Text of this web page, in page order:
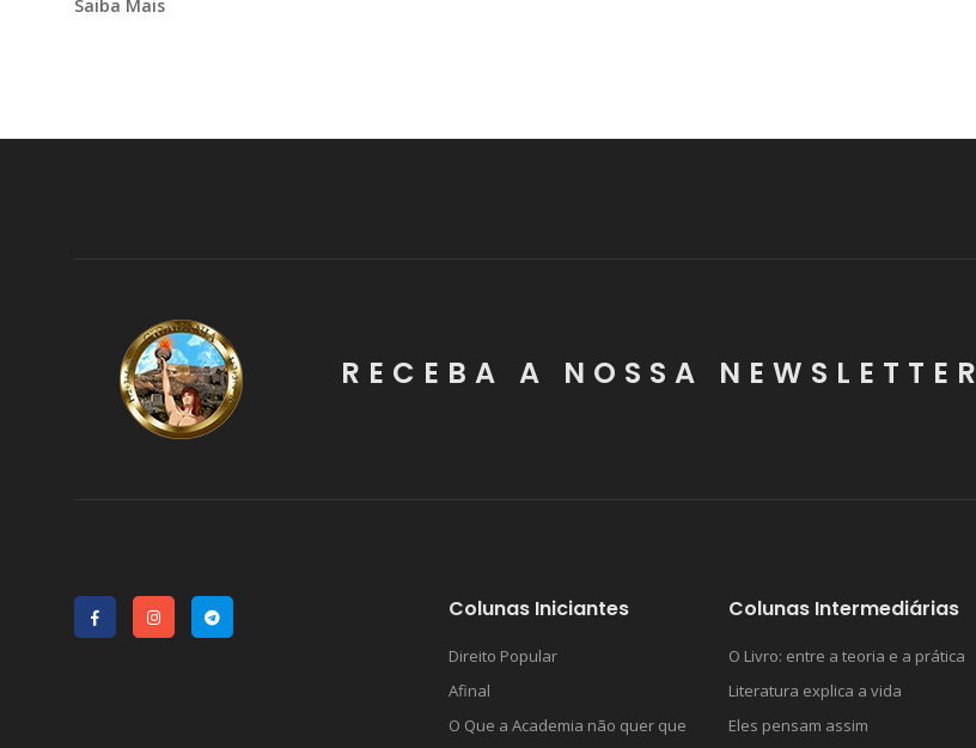
Saiba Mais
RECEBA A NOSSA NEWSLETTER
Colunas Iniciantes
Direito Popular
Afinal
O Que a Academia não quer que
Colunas Intermediárias
O Livro: entre a teoria e a prática
Literatura explica a vida
Eles pensam assim